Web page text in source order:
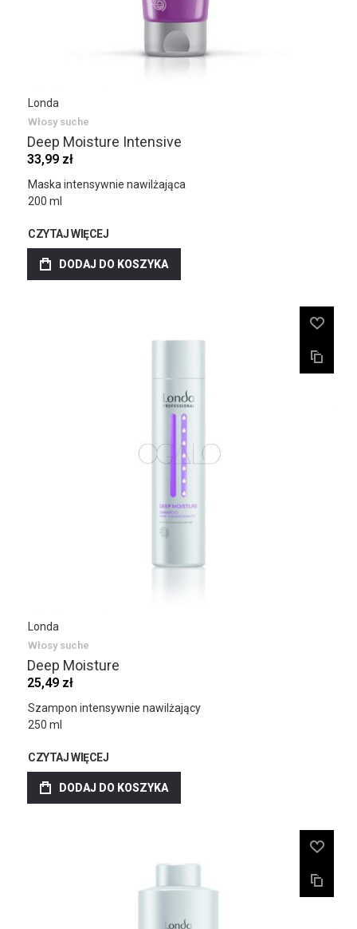
Londa
Włosy suche
Deep Moisture Intensive
33,99 zł
Maska intensywnie nawilżająca
200 ml
CZYTAJ WIĘCEJ
DODAJ DO KOSZYKA
Londa
Włosy suche
Deep Moisture
25,49 zł
Szampon intensywnie nawilżający
250 ml
CZYTAJ WIĘCEJ
DODAJ DO KOSZYKA